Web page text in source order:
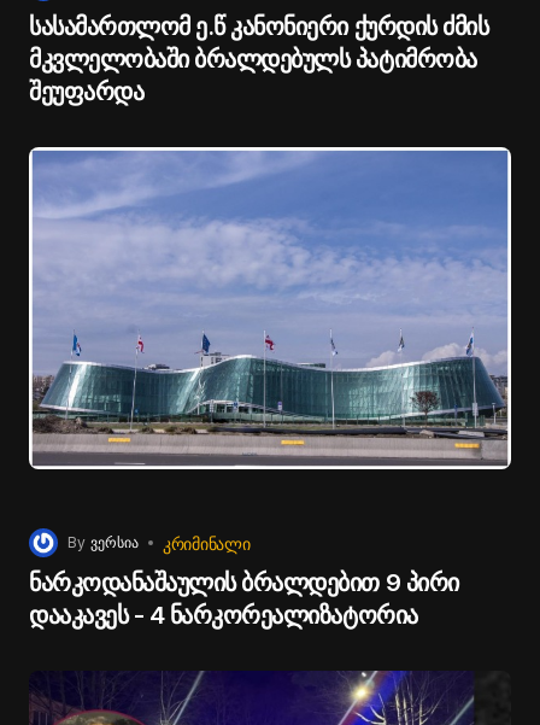
სასამართლომ ე.წ კანონიერი ქურდის ძმის
მკვლელობაში ბრალდებულს პატიმრობა
შეუფარდა
By ვერსია ᲙᲠᲘᲛᲘᲜᲐᲚᲘ
ნარკოდანაშაულის ბრალდებით 9 პირი
დააკავეს - 4 ნარკორეალიზატორია